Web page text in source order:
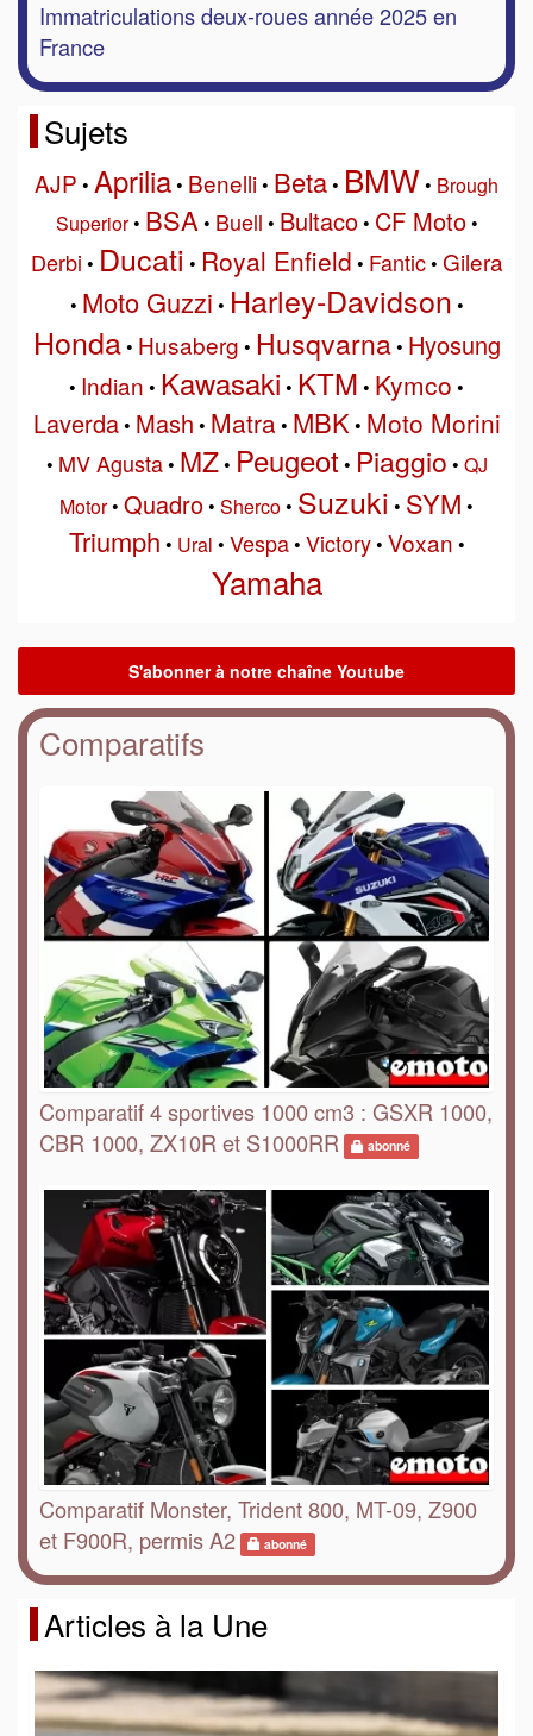
Immatriculations deux-roues année 2025 en
France
Sujets
AJP • Aprilia• Benelli• Beta• BMW • Brough
Superior• BSA• Buell • Bultaco• CF Moto•
Derbi • Ducati • Royal Enfield • Fantic• Gilera
• Moto Guzzi • Harley-Davidson •
Honda• Husaberg • Husqvarna• Hyosung
• Indian • Kawasaki • KTM • Kymco •
Laverda• Mash • Matra• MBK• Moto Morini
• MV Agusta• MZ• Peugeot • Piaggio • QJ
Motor• Quadro• Sherco• Suzuki • SYM •
Triumph • Ural • Vespa• Victory• Voxan •
Yamaha
Comparatifs
Comparatif 4 sportives 1000 cm3 : GSXR 1000,
CBR 1000, ZX10R et S1000RR
abonné
Comparatif Monster, Trident 800, MT-09, Z900
et F900R, permis A2
abonné
Articles à la Une